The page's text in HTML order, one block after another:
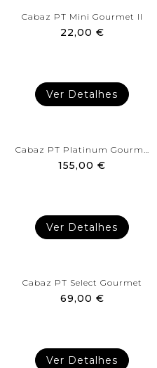
Cabaz PT Mini Gourmet II
22,00 €
Ver Detalhes
Cabaz PT Platinum Gourmet
155,00 €
Ver Detalhes
Cabaz PT Select Gourmet
69,00 €
Ver Detalhes